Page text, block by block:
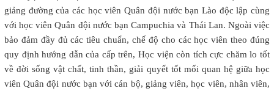
giảng đường của các học viên Quân đội nước bạn Lào độc lập cùng
với học viên Quân đội nước bạn Campuchia và Thái Lan. Ngoài việc
bảo đảm đầy đủ các tiêu chuẩn, chế độ cho các học viên theo đúng
quy định hướng dẫn của cấp trên, Học viện còn tích cực chăm lo tốt
về đời sống vật chất, tinh thần, giải quyết tốt mối quan hệ giữa học
viên Quân đội nước bạn với cán bộ, giảng viên, học viên, nhân viên,